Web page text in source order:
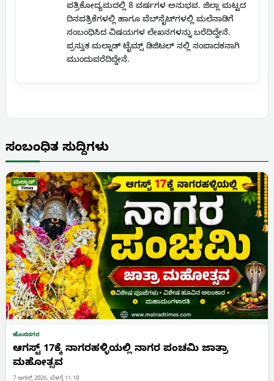
ಪತ್ರಿಕೋದ್ಯಮದಲ್ಲಿ 8 ವರ್ಷಗಳ ಅನುಭವ. ಜಿಲ್ಲಾ ಮಟ್ಟದ
ದಿನಪತ್ರಿಕೆಗಳಲ್ಲಿ ಹಾಗೂ ವೆಬ್‌ಸೈಟ್‌ಗಳಲ್ಲಿ ಮಲೆನಾಡಿಗೆ
ಸಂಬಂಧಿಸಿದ ವಿಷಯಗಳ ಲೇಖನಗಳನ್ನು ಬರೆದಿದ್ದೇನೆ.
ಪ್ರಸ್ತುತ ಮಲ್ನಾಡ್ ಟೈಮ್ಸ್ ಡಿಜಿಟಲ್ ನಲ್ಲಿ ಸಂಪಾದಕನಾಗಿ
ಮುಂದುವರೆದಿದ್ದೇನೆ.
ಸಂಬಂಧಿತ ಸುದ್ದಿಗಳು
ಹೊಸನಗರ
ಆಗಸ್ಟ್ 17ಕ್ಕೆ ನಾಗರಹಳ್ಳಿಯಲ್ಲಿ ನಾಗರ ಪಂಚಮಿ ಜಾತ್ರಾ
ಮಹೋತ್ಸವ
7 ಆಗಸ್ಟ್ 2026, ಬೆಳಗ್ಗೆ 11:10